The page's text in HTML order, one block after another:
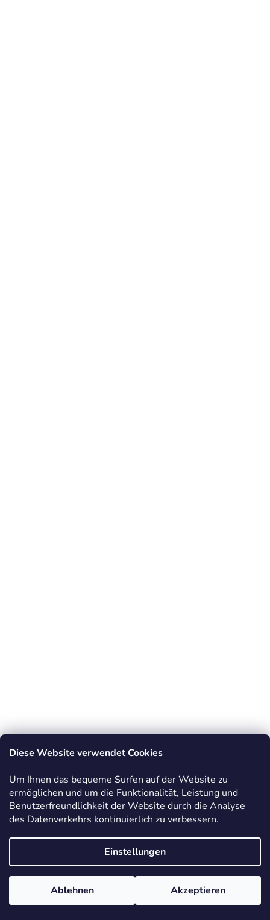
Diese Website verwendet Cookies
Um Ihnen das bequeme Surfen auf der Website zu
ermöglichen und um die Funktionalität, Leistung und
Benutzerfreundlichkeit der Website durch die Analyse
des Datenverkehrs kontinuierlich zu verbessern.
Einstellungen
Ablehnen Akzeptieren